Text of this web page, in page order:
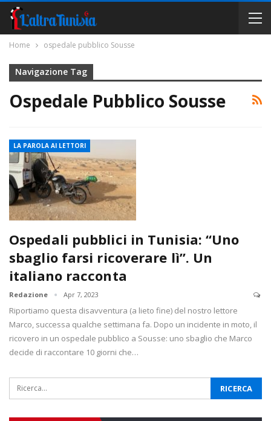
Home ospedale pubblico Sousse
Navigazione Tag
Ospedale Pubblico Sousse
LA PAROLA AI LETTORI
Ospedali pubblici in Tunisia: “Uno
sbaglio farsi ricoverare lì”. Un
italiano racconta
Redazione Apr 7, 2023
Riportiamo questa disavventura (a lieto fine) del nostro lettore
Marco, successa qualche settimana fa. Dopo un incidente in moto, il
ricovero in un ospedale pubblico a Sousse: uno sbaglio che Marco
decide di raccontare 10 giorni che…